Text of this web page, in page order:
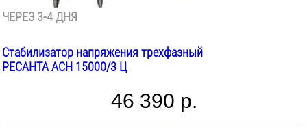
ЧЕРЕЗ 3-4 ДНЯ
Стабилизатор напряжения трехфазный
РЕСАНТА АСН 15000/3 Ц
46 390 р.